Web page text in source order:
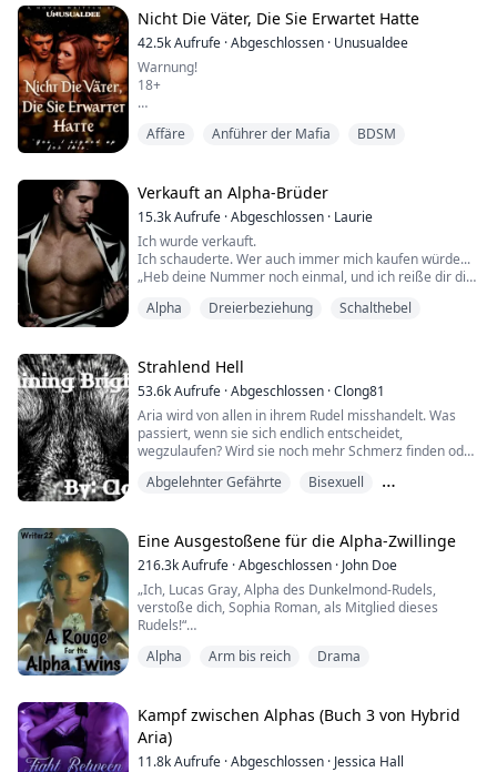
meiner Stiefmutter Yolanda und meiner Stiefschwester
Katie, und beide hassen mich.
Yolanda hat mich gezwungen, mein Zimmer zu räumen
und in den Keller zu zi...
Nicht Die Väter, Die Sie Erwartet Hatte
42.5kAufrufe ·Abgeschlossen · Unusualdee
Warnung!
18+
vor.
Beharrlichkeit seines Zwillingsbruders hörte. Es scheint
zwar nicht die Lösung des Problems zu sein, aber es
würde ihnen genug Zeit geben, ihre neue Sexsklavin
kennenzulernen.
„Dann holen wir sie raus, wenn wir sie ficken wollen
oder wenn sie unsere Schwänze in sic...
Affäre Anführer der Mafia BDSM
Verkauft an Alpha-Brüder
15.3kAufrufe ·Abgeschlossen · Laurie
Ich wurde verkauft.
Ich schauderte. Wer auch immer mich kaufen würde...
„Heb deine Nummer noch einmal, und ich reiße dir die
Wer auch immer es war, er war gewalttätig. Ich hörte
entlang geschleppt. Dann wurde ich auf etwas Weiches
wie ein Bett geworfen.
„Ich werde dich jetzt losbinden...
Alpha Dreierbeziehung Schalthebel
Strahlend Hell
53.6kAufrufe ·Abgeschlossen ·Clong81
Aria wird von allen in ihrem Rudel misshandelt. Was
passiert, wenn sie sich endlich entscheidet,
wegzulaufen? Wird sie noch mehr Schmerz finden oder
Brandon ist der Beta-Erbe und Damiens bester Freund.
Beide haben ein Geheimnis, das sie bewahren. Was
passiert, wenn sie es sich endlich gegenseit...
Abgelehnter Gefährte
Bisexuell
Eine Ausgestoßene für die Alpha-Zwillinge
216.3kAufrufe ·Abgeschlossen · John Doe
„Ich, Lucas Gray, Alpha des Dunkelmond-Rudels,
verstoße dich, Sophia Roman, als Mitglied dieses
Rudels!“
sollen. Sophia dachte, dass dies das Ende ihres Lebens
sei, ohne zu wissen, dass es der Beginn eines großen
Abenteuers war.
Alpha Arm bis reich Drama
Kampf zwischen Alphas (Buch 3 von Hybrid
Aria)
11.8kAufrufe ·Abgeschlossen · Jessica Hall